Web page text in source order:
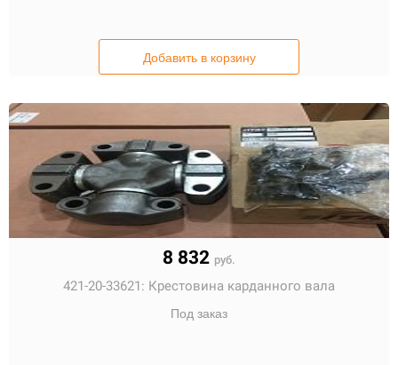
Добавить в корзину
8 832 руб.
421-20-33621: Крестовина карданного вала
Под заказ